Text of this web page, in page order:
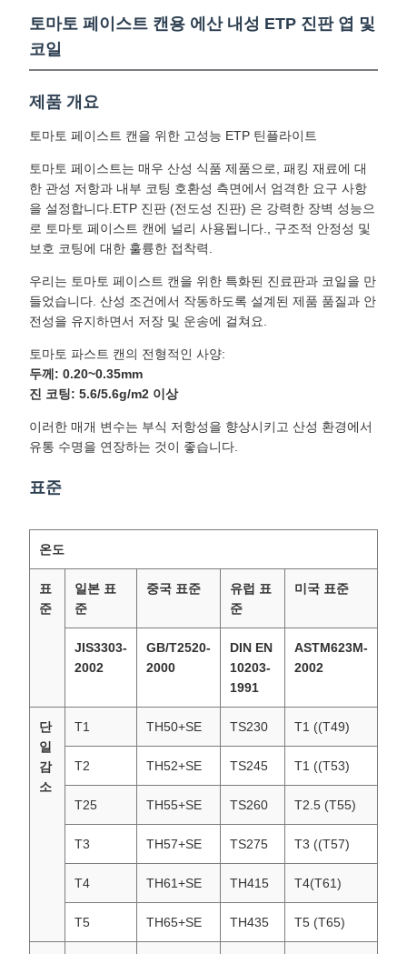
토마토 페이스트 캔용 에산 내성 ETP 진판 엽 및
코일
제품 개요
토마토 페이스트 캔을 위한 고성능 ETP 틴플라이트
토마토 페이스트는 매우 산성 식품 제품으로, 패킹 재료에 대
한 관성 저항과 내부 코팅 호환성 측면에서 엄격한 요구 사항
을 설정합니다.ETP 진판 (전도성 진판) 은 강력한 장벽 성능으
로 토마토 페이스트 캔에 널리 사용됩니다., 구조적 안정성 및
보호 코팅에 대한 훌륭한 접착력.
우리는 토마토 페이스트 캔을 위한 특화된 진료판과 코일을 만
들었습니다. 산성 조건에서 작동하도록 설계된 제품 품질과 안
전성을 유지하면서 저장 및 운송에 걸쳐요.
토마토 파스트 캔의 전형적인 사양:
두께: 0.20~0.35mm
진 코팅: 5.6/5.6g/m2 이상
이러한 매개 변수는 부식 저항성을 향상시키고 산성 환경에서
유통 수명을 연장하는 것이 좋습니다.
표준
온도
표
준
일본 표
준
중국 표준
유럽 표
준
미국 표준
JIS3303-
2002
GB/T2520-
2000
DIN EN
10203-
1991
ASTM623M-
2002
단
일
감
소
T1 TH50+SE TS230 T1 ((T49)
T2 TH52+SE TS245 T1 ((T53)
T25 TH55+SE TS260 T2.5 (T55)
T3 TH57+SE TS275 T3 ((T57)
T4 TH61+SE TH415 T4(T61)
T5 TH65+SE TH435 T5 (T65)